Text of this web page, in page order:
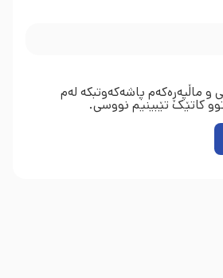
و ماڵپەڕەکەم پاشەکەوتبکە لەم
کاتێک تێبینیم نووسی.